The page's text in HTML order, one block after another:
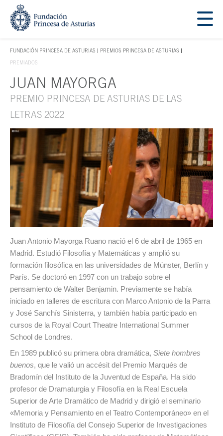
Saltar navegación. Ir directamente al contenido principal
FUNDACIÓN PRINCESA DE ASTURIAS
TECLA DE ACCESO 1
PREMIOS PRINCESA DE ASTURIAS
PREMIADOS
Contenido principal
JUAN MAYORGA
PREMIO PRINCESA DE ASTURIAS DE LAS
LETRAS 2022
Juan Antonio Mayorga Ruano nació el 6 de abril de 1965 en
Madrid. Estudió Filosofía y Matemáticas y amplió su
formación filosófica en las universidades de Münster, Berlín y
París. Se doctoró en 1997 con un trabajo sobre el
pensamiento de Walter Benjamin. Previamente se había
iniciado en talleres de escritura con Marco Antonio de la Parra
y José Sanchís Sinisterra, y también había participado en
cursos de la Royal Court Theatre International Summer
School de Londres.
En 1989 publicó su primera obra dramática, Siete hombres
buenos, que le valió un accésit del Premio Marqués de
Bradomín del Instituto de la Juventud de España. Ha sido
profesor de Dramaturgia y Filosofía en la Real Escuela
Superior de Arte Dramático de Madrid y dirigió el seminario
«Memoria y Pensamiento en el Teatro Contemporáneo» en el
Instituto de Filosofía del Consejo Superior de Investigaciones